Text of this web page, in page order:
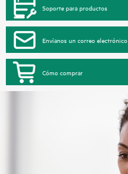
Soporte para productos
Envíanos un correo electrónico
Cómo comprar